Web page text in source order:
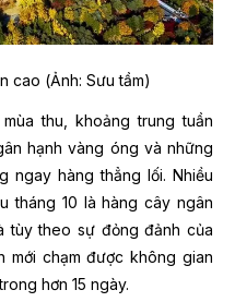
cao (Ảnh: Sưu tầm)
thu, khoảng trung tuần
hạnh vàng óng và những
ngay hàng thẳng lối. Nhiều
tháng 10 là hàng cây ngân
tùy theo sự đỏng đảnh của
mới chạm được không gian
hơn 15 ngày.